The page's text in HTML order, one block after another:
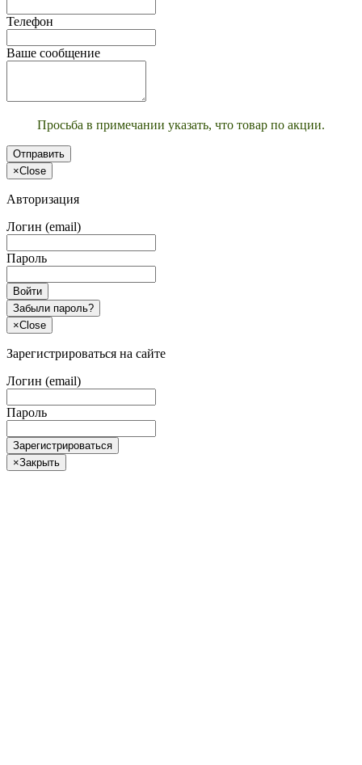
Телефон
Ваше сообщение
Просьба в примечании указать, что товар по акции.
Отправить
×Close
Авторизация
Логин (email)
Пароль
Войти
Забыли пароль?
×Close
Зарегистрироваться на сайте
Логин (email)
Пароль
Зарегистрироваться
×Закрыть